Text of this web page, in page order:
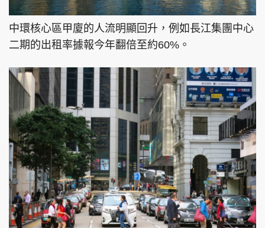
中環核心區甲廈的人流明顯回升，例如長江集團中心
二期的出租率據報今年翻倍至約60%。